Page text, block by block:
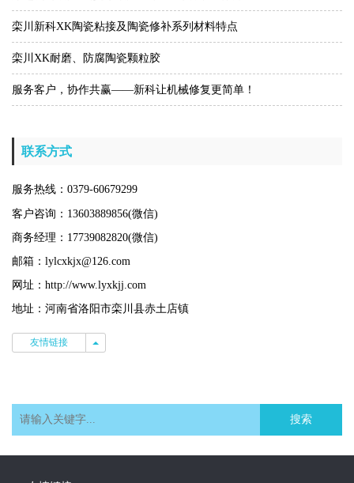
栾川新科XK陶瓷粘接及陶瓷修补系列材料特点
栾川XK耐磨、防腐陶瓷颗粒胶
服务客户，协作共赢——新科让机械修复更简单！
联系方式
服务热线：0379-60679299
客户咨询：13603889856(微信)
商务经理：17739082820(微信)
邮箱：lylcxkjx@126.com
网址：http://www.lyxkjj.com
地址：河南省洛阳市栾川县赤土店镇
友情链接 友情链接
搜索